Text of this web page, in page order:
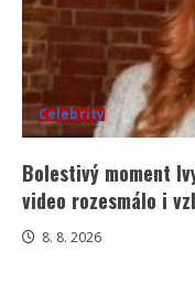
Celebrity
Bolestivý moment
video rozesmálo i
8. 8. 2026